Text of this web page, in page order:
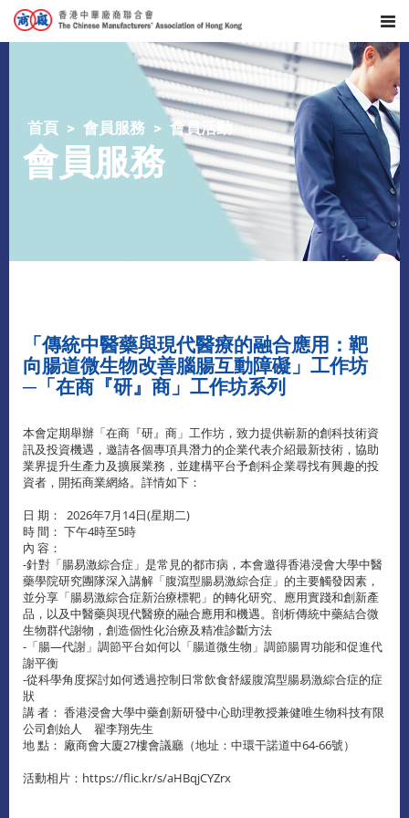
首頁 會員服務 會員活動
會員服務
「傳統中醫藥與現代醫療的融合應用：靶
向腸道微生物改善腦腸互動障礙」工作坊
─「在商『研』商」工作坊系列
本會定期舉辦「在商『研』商」工作坊，致力提供嶄新的創科技術資
訊及投資機遇，邀請各個專項具潛力的企業代表介紹最新技術，協助
業界提升生產力及擴展業務，並建構平台予創科企業尋找有興趣的投
資者，開拓商業網絡。詳情如下：
日 期：
2026年7月14日(星期二)
時 間： 下午4時至5時
內 容：
-針對「腸易激綜合症」是常見的都市病，本會邀得香港浸會大學中醫
藥學院研究團隊深入講解「腹瀉型腸易激綜合症」的主要觸發因素，
並分享「腸易激綜合症新治療標靶」的轉化研究、應用實踐和創新產
品，以及中醫藥與現代醫療的融合應用和機遇。剖析傳統中藥結合微
生物群代謝物，創造個性化治療及精准診斷方法
-「腸—代謝」調節平台如何以「腸道微生物」調節腸胃功能和促進代
謝平衡
-從科學角度探討如何透過控制日常飲食舒緩腹瀉型腸易激綜合症的症
狀
講 者： 香港浸會大學中藥創新研發中心助理教授兼健唯生物科技有限
公司創始人 翟李翔先生
地 點： 廠商會大廈27樓會議廳（地址：中環干諾道中64-66號）
活動相片：https://flic.kr/s/aHBqjCYZrx